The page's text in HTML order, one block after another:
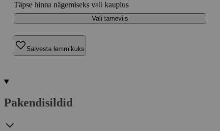
Täpse hinna nägemiseks vali kauplus
Vali tarneviis
Salvesta lemmikuks
Pakendisildid